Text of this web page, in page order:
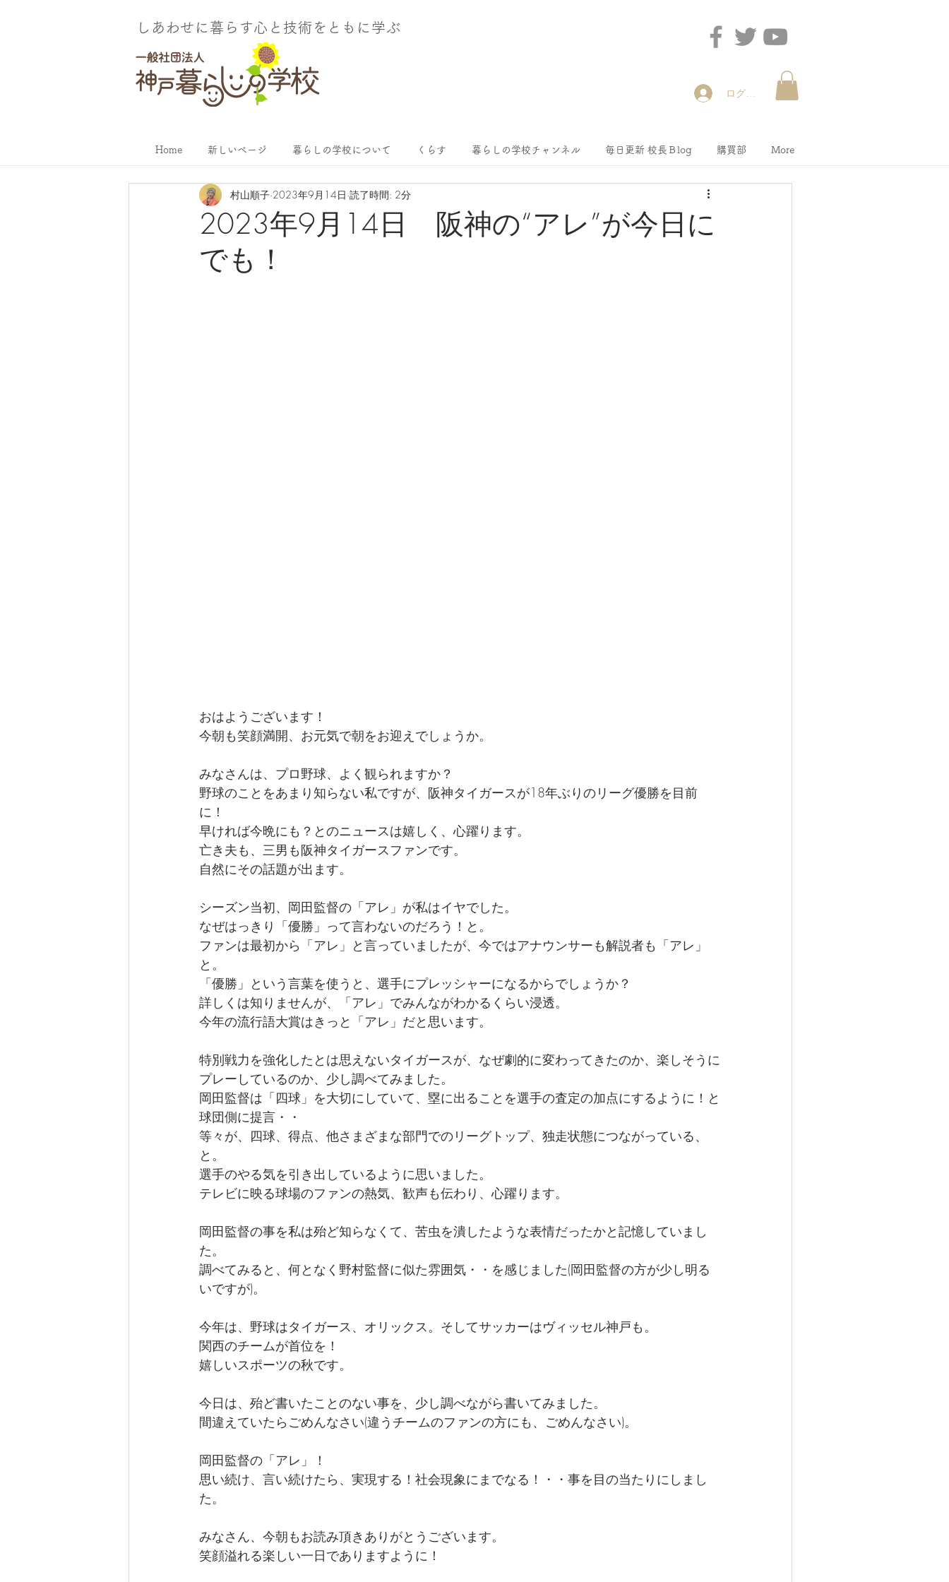
しあわせに暮らす​心と技術をともに学ぶ
ログイン
Home 新しいページ 暮らしの学校について くらす 暮らしの学校チャンネル 毎日更新 校長Ｂlog 購買部 More
2023年9月14日 阪神の“アレ”が今日に
でも！
村山順子 2023年9月14日 読了時間: 2分
おはようございます！
今朝も笑顔満開、お元気で朝をお迎えでしょうか。
みなさんは、プロ野球、よく観られますか？
野球のことをあまり知らない私ですが、阪神タイガースが18年ぶりのリーグ優勝を目前
に！
早ければ今晩にも？とのニュースは嬉しく、心躍ります。
亡き夫も、三男も阪神タイガースファンです。
自然にその話題が出ます。
シーズン当初、岡田監督の「アレ」が私はイヤでした。
なぜはっきり「優勝」って言わないのだろう！と。
ファンは最初から「アレ」と言っていましたが、今ではアナウンサーも解説者も「アレ」
と。
「優勝」という言葉を使うと、選手にプレッシャーになるからでしょうか？
詳しくは知りませんが、「アレ」でみんながわかるくらい浸透。
今年の流行語大賞はきっと「アレ」だと思います。
特別戦力を強化したとは思えないタイガースが、なぜ劇的に変わってきたのか、楽しそうに
プレーしているのか、少し調べてみました。
岡田監督は「四球」を大切にしていて、塁に出ることを選手の査定の加点にするように！と
球団側に提言・・
等々が、四球、得点、他さまざまな部門でのリーグトップ、独走状態につながっている、
と。
選手のやる気を引き出しているように思いました。
テレビに映る球場のファンの熱気、歓声も伝わり、心躍ります。
岡田監督の事を私は殆ど知らなくて、苦虫を潰したような表情だったかと記憶していまし
た。
調べてみると、何となく野村監督に似た雰囲気・・を感じました(岡田監督の方が少し明る
いですが)。
今年は、野球はタイガース、オリックス。そしてサッカーはヴィッセル神戸も。
関西のチームが首位を！
嬉しいスポーツの秋です。
今日は、殆ど書いたことのない事を、少し調べながら書いてみました。
間違えていたらごめんなさい(違うチームのファンの方にも、ごめんなさい)。
岡田監督の「アレ」！
思い続け、言い続けたら、実現する！社会現象にまでなる！・・事を目の当たりにしまし
た。
みなさん、今朝もお読み頂きありがとうございます。
笑顔溢れる楽しい一日でありますように！